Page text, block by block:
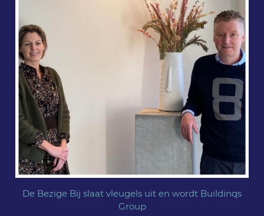
De Bezige Bij slaat vleugels uit en wordt Buildinqs
Group